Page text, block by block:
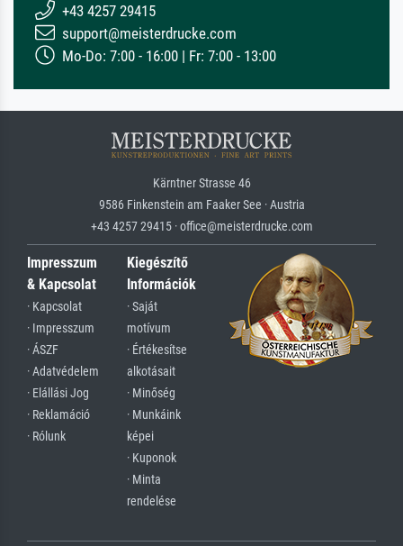
+43 4257 29415
support@meisterdrucke.com
Mo-Do: 7:00 - 16:00 | Fr: 7:00 - 13:00
Kärntner Strasse 46
9586 Finkenstein am Faaker See · Austria
+43 4257 29415 · office@meisterdrucke.com
Impresszum
& Kapcsolat
· Kapcsolat
· Impresszum
· ÁSZF
· Adatvédelem
· Elállási Jog
· Reklamáció
· Rólunk
Kiegészítő
Információk
· Saját
motívum
· Értékesítse
alkotásait
· Minőség
· Munkáink
képei
· Kuponok
· Minta
rendelése